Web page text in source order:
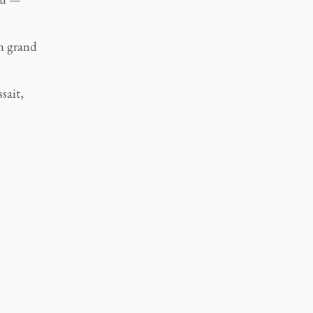
grand